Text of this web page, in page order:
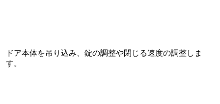
ドア本体を吊り込み、錠の調整や閉じる速度の調整しま
す。